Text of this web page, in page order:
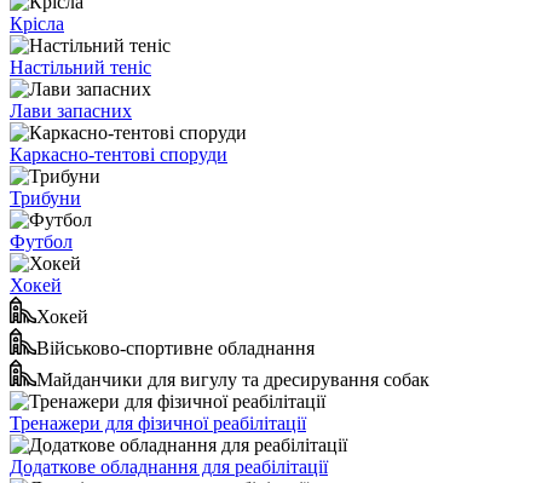
Крісла
Настільний теніс
Лави запасних
Каркасно-тентові споруди
Трибуни
Футбол
Хокей
Хокей
Військово-спортивне обладнання
Майданчики для вигулу та дресирування собак
Тренажери для фізичної реабілітації
Додаткове обладнання для реабілітації